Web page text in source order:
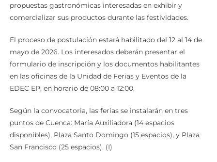
propuestas gastronómicas interesadas en exhibir y
comercializar sus productos durante las festividades.
El proceso de postulación estará habilitado del 12 al 14 de
mayo de 2026. Los interesados deberán presentar el
formulario de inscripción y los documentos habilitantes
en las oficinas de la Unidad de Ferias y Eventos de la
EDEC EP, en horario de 08:00 a 12:00.
Según la convocatoria, las ferias se instalarán en tres
puntos de Cuenca: María Auxiliadora (14 espacios
disponibles), Plaza Santo Domingo (15 espacios), y Plaza
San Francisco (25 espacios). (I)